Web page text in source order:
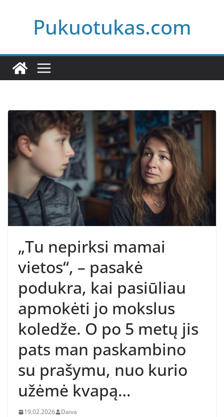
Pukuotukas.com
„Tu nepirksi mamai
vietos“, – pasakė
podukra, kai pasiūliau
apmokėti jo mokslus
koledže. O po 5 metų jis
pats man paskambino
su prašymu, nuo kurio
užėmė kvapą…
19.02.2026 Daiva